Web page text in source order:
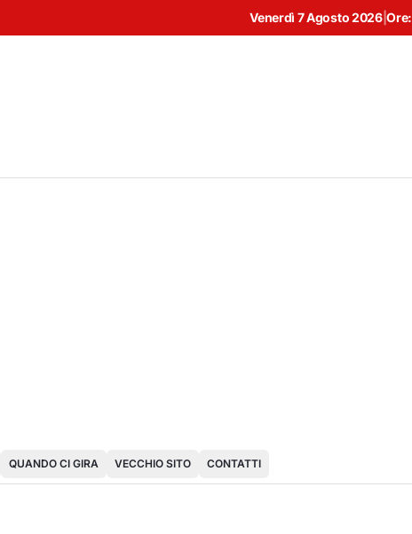
Venerdì 7 Agosto 2026|Ore:
QUANDO CI GIRA VECCHIO SITO CONTATTI